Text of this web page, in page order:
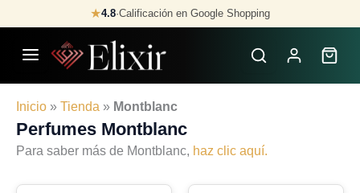
to
content
★4.8·Calificación en Google Shopping
Inicio » Tienda » Montblanc
Perfumes Montblanc
Para saber más de Montblanc, haz clic aquí.